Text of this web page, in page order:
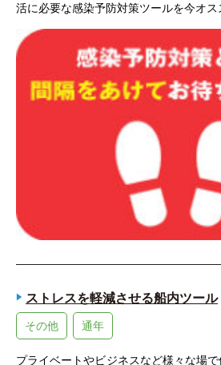
活に必要な感染予防対策ツールを今オス
ストレスを軽減させる船内ツール
その他 通年
プライベートやビジネスなど様々な場